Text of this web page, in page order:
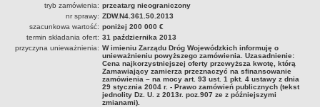
ZDW.N4.361.55.2023
ZDW.N4.361.63.2023
ZDW.N4.361.64.2023
ZDW.N4.361.66.2023
ZDW.N4.361.68.2023
ZDW.N4.361.72.2023
tryb zamówienia: przeatarg nieograniczony
nr sprawy: ZDW.N4.361.50.2013
szacunkowa wartość: poniżej 200 000 €
termin składania ofert: 31 października 2013
przyczyna unieważnienia: W imieniu Zarządu Dróg Wojewódzkich informuję o
unieważnieniu powyższego zamówienia. Uzasadnienie:
Cena najkorzystniejszej oferty przewyższa kwotę, którą
Zamawiający zamierza przeznaczyć na sfinansowanie
zamówienia – na mocy art. 93 ust. 1 pkt. 4 ustawy z dnia
29 stycznia 2004 r. - Prawo zamówień publicznych (tekst
jednolity Dz. U. z 2013r. poz.907 ze z późniejszymi
zmianami).